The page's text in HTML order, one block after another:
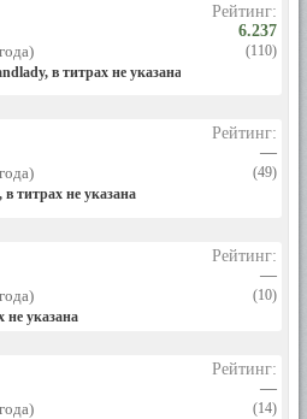
в титрах не указана
Рейтинг:
6.237
(110)
в титрах не указана
Рейтинг:
—
(49)
не указана
Рейтинг:
—
(10)
Рейтинг:
—
(14)